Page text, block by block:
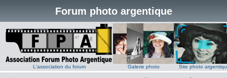
Forum photo argentique
L'association du forum Galerie photo Site photo